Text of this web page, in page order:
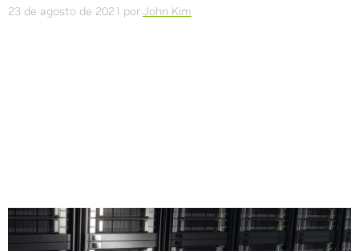
23 de agosto de 2021 porJohn Kim
Compartilhe